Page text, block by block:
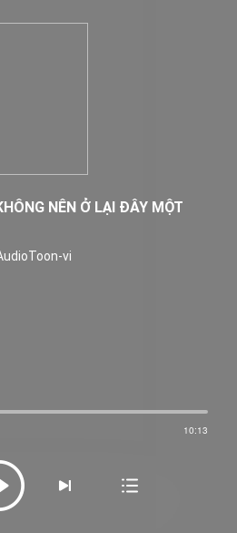
NÊN Ở LẠI ĐÂY MỘT
vi
10:13
 